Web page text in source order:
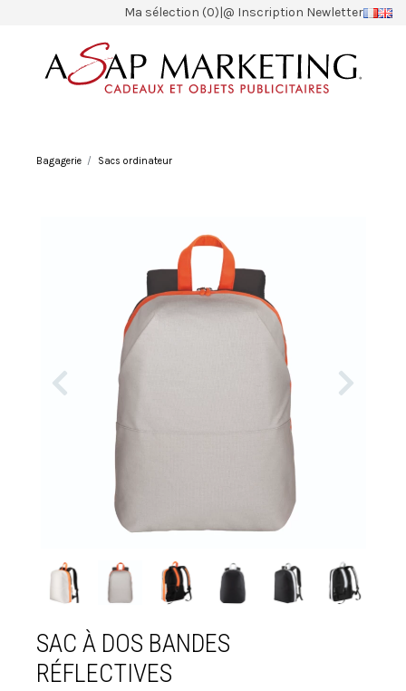
Ma sélection (0)|@ Inscription Newletter
Bagagerie Sacs ordinateur
SAC À DOS BANDES
RÉFLECTIVES